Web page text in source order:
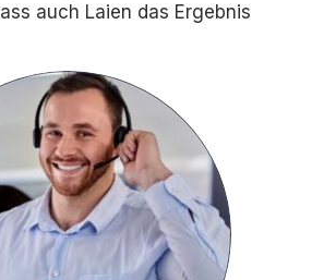
auch Laien das Ergebnis